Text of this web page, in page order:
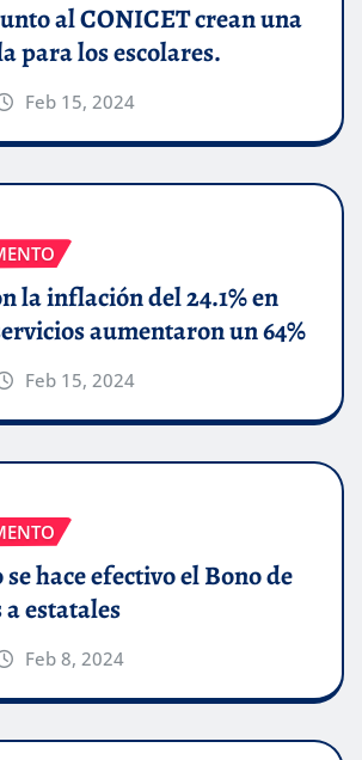
al CONICET crean una
para los escolares.
Feb 15, 2024
la inflación del 24.1% en
aumentaron un 64%
Feb 15, 2024
hace efectivo el Bono de
estatales
Feb 8, 2024